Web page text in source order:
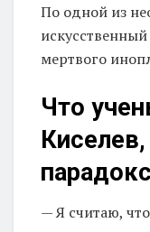
По одной из
мертвого
Что
— Я считаю,